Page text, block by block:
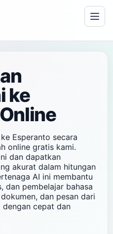
ke
Esperanto secara
online gratis kami.
dan dapatkan
akurat dalam hitungan
AI ini membantu
dan pembelajar bahasa
dan pesan dari
cepat dan